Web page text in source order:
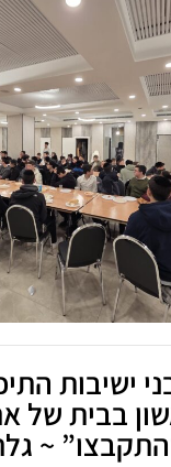
ישיבות
בבית של
~